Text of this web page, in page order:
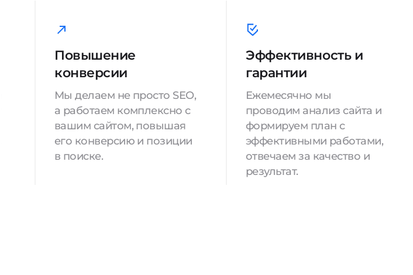
Повышение
конверсии
Мы делаем не просто SEO,
а работаем комплексно с
вашим сайтом, повышая
его конверсию и позиции
в поиске.
Эффективность и
гарантии
Ежемесячно мы
проводим анализ сайта и
формируем план с
эффективными работами,
отвечаем за качество и
результат.